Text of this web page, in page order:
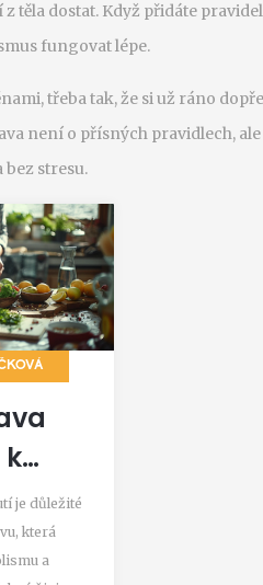
těla dostat. Když přidáte
fungovat lépe.
třeba tak, že si už ráno
není o přísných pravidlech,
bez stresu.
je důležité
která
a